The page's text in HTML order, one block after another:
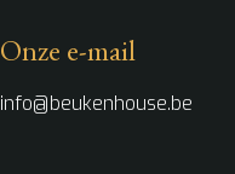
Onze e-mail
info@beukenhouse.be